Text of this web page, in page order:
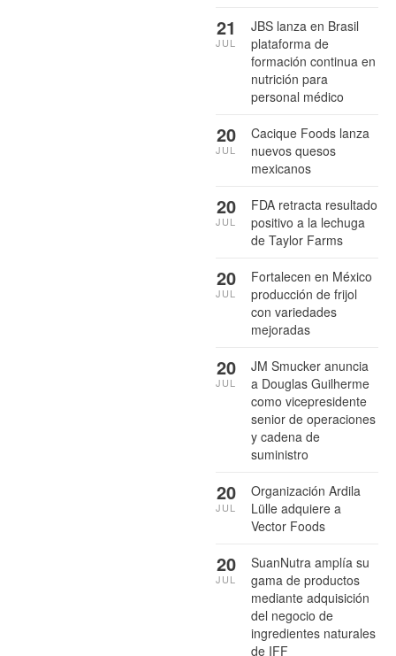
JBS lanza en Brasil
plataforma de
formación continua en
nutrición para
personal médico
21
JUL
Cacique Foods lanza
nuevos quesos
mexicanos
20
JUL
FDA retracta resultado
positivo a la lechuga
de Taylor Farms
20
JUL
Fortalecen en México
producción de frijol
con variedades
mejoradas
20
JUL
JM Smucker anuncia
a Douglas Guilherme
como vicepresidente
senior de operaciones
y cadena de
suministro
20
JUL
Organización Ardila
Lülle adquiere a
Vector Foods
20
JUL
SuanNutra amplía su
gama de productos
mediante adquisición
del negocio de
ingredientes naturales
de IFF
20
JUL